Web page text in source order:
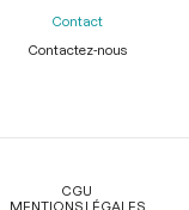
Contact
Contactez-nous
CGU
MENTIONS LÉGALES